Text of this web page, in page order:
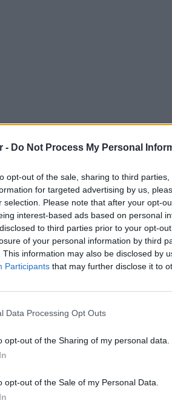
- Do Not Process My Personal
opt-out of the sale, sharing to third
for targeted advertising by us,
selection. Please note that after your opt-
interest-based ads based on personal
to third parties prior to your opt-
of your personal information by third
This information may also be disclosed by
Participants that may further disclose it to
Data Processing Opt Outs
opt-out of the Sharing of my personal data.
opt-out of the Sale of my Personal Data.
σε όλες τις βασικές
περιορισμούς σε
συμπεριλαμβανομένης της
με αγνώστους.
access for under 16s.
feet in a world where technology
their life.